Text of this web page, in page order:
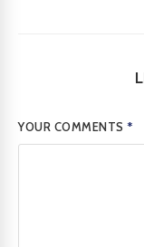
YOUR COMMENTS*